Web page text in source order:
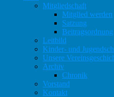
Mitgliedschaft
Mitglied werden
Satzung
Beitragsordnung
Leitbild
Kinder- und
Unsere
Archiv
Chronik
Vorstand
Kontakt